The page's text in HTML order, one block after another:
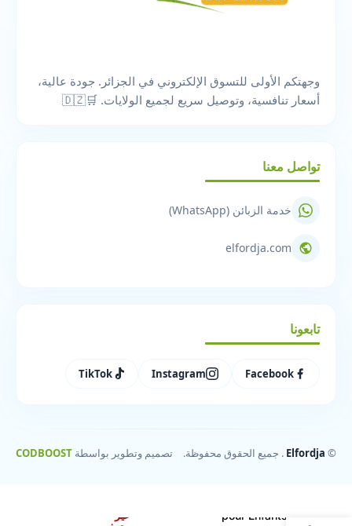
وجهتكم الأولى للتسوق الإلكتروني في الجزائر. جودة عالية،
أسعار تنافسية، وتوصيل سريع لجميع الولايات. 🛒🇩🇿
تواصل معنا
خدمة الزبائن (WhatsApp)
elfordja.com
تابعونا
Facebook
Instagram
TikTok
©
Elfordja . جميع الحقوق محفوظة. تصميم وتطوير بواسطة CODBOOST
pour Enfants et
غير